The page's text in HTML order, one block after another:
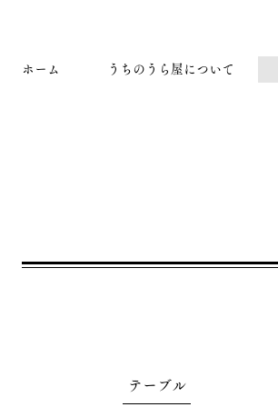
ホーム うちのうら屋について
テーブル